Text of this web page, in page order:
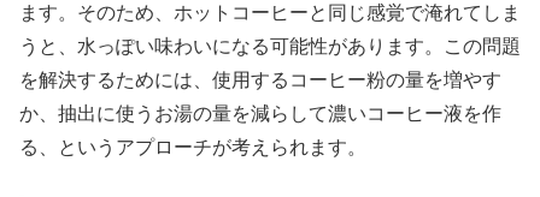
ます。そのため、ホットコーヒーと同じ感覚で淹れてしま
うと、水っぽい味わいになる可能性があります。この問題
を解決するためには、使用するコーヒー粉の量を増やす
か、抽出に使うお湯の量を減らして濃いコーヒー液を作
る、というアプローチが考えられます。